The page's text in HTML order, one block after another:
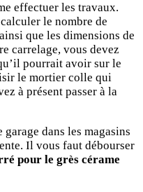
effectuer les travaux.
le nombre de
que les dimensions de
carrelage, vous devez
pourrait avoir sur le
le mortier colle qui
à présent passer à la
dans les magasins
Il vous faut débourser
pour le grès cérame